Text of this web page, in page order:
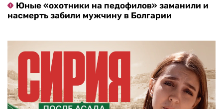
Юные «охотники на педофилов» заманили и
насмерть забили мужчину в Болгарии